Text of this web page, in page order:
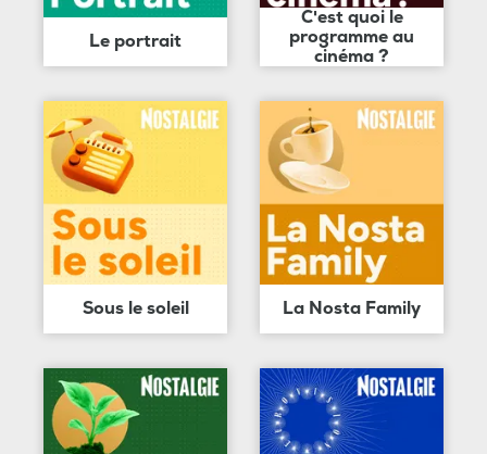
Le portrait
C'est quoi le
programme au
cinéma ?
Sous le soleil La Nosta Family